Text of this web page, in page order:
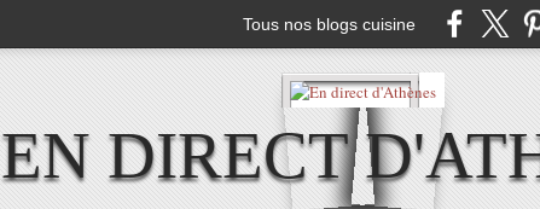
Tous nos blogs cuisine
EN DIRECT